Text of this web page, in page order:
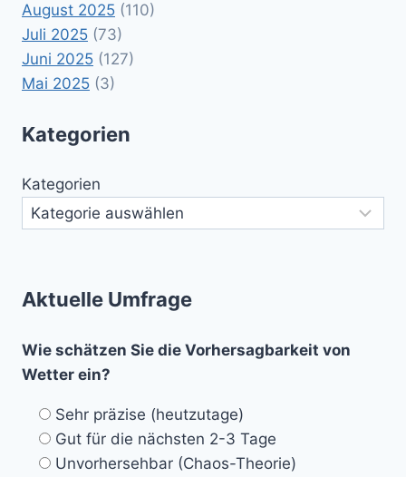
August 2025 (110)
Juli 2025 (73)
Juni 2025 (127)
Mai 2025 (3)
Kategorien
Kategorien
Aktuelle Umfrage
Wie schätzen Sie die Vorhersagbarkeit von
Wetter ein?
Sehr präzise (heutzutage)
Gut für die nächsten 2-3 Tage
Unvorhersehbar (Chaos-Theorie)